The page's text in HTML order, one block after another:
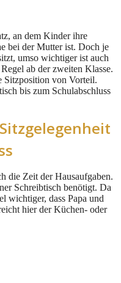
an dem Kinder ihre
bei der Mutter ist. Doch je
umso wichtiger ist auch
ab der zweiten Klasse.
Sitzposition von Vorteil.
bis zum Schulabschluss
die Zeit der Hausaufgaben.
Schreibtisch benötigt. Da
wichtiger, dass Papa und
hier der Küchen- oder